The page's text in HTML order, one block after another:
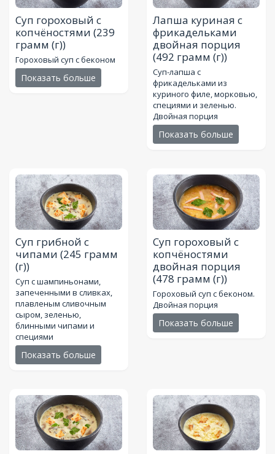
Суп гороховый с
копчёностями (239
грамм (г))
Гороховый суп с беконом
Показать больше
Лапша куриная с
фрикадельками
двойная порция
(492 грамм (г))
Суп-лапша с
фрикадельками из
куриного филе, морковью,
специями и зеленью.
Двойная порция
Показать больше
Суп грибной с
чипами (245 грамм
(г))
Суп с шампиньонами,
запеченными в сливках,
плавленым сливочным
сыром, зеленью,
блинными чипами и
специями
Показать больше
Суп гороховый с
копчёностями
двойная порция
(478 грамм (г))
Гороховый суп с беконом.
Двойная порция
Показать больше